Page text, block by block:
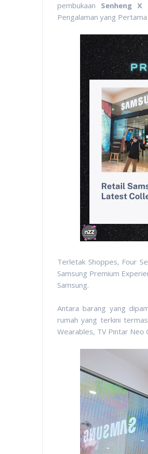
pembukaan Senheng X
Pengalaman yang
Terletak Shoppes, Four
Samsung Premium
Samsung.
Antara barang yang
rumah yang terkini
Wearables, TV Pintar Neo